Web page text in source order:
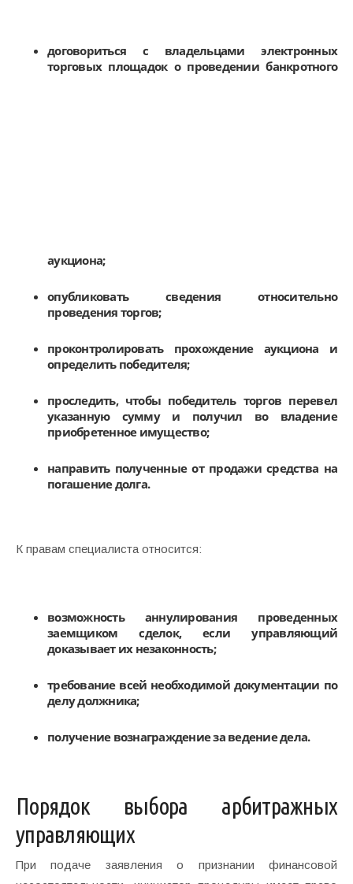
договориться с владельцами электронных
торговых площадок о проведении банкротного
аукциона;
опубликовать сведения относительно
проведения торгов;
проконтролировать прохождение аукциона и
определить победителя;
проследить, чтобы победитель торгов перевел
указанную сумму и получил во владение
приобретенное имущество;
направить полученные от продажи средства на
погашение долга.
К правам специалиста относится:
возможность аннулирования проведенных
заемщиком сделок, если управляющий
доказывает их незаконность;
требование всей необходимой документации по
делу должника;
получение вознаграждение за ведение дела.
Порядок выбора арбитражных
управляющих
При подаче заявления о признании финансовой